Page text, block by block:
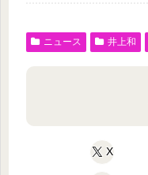
ニュース 井上和
X